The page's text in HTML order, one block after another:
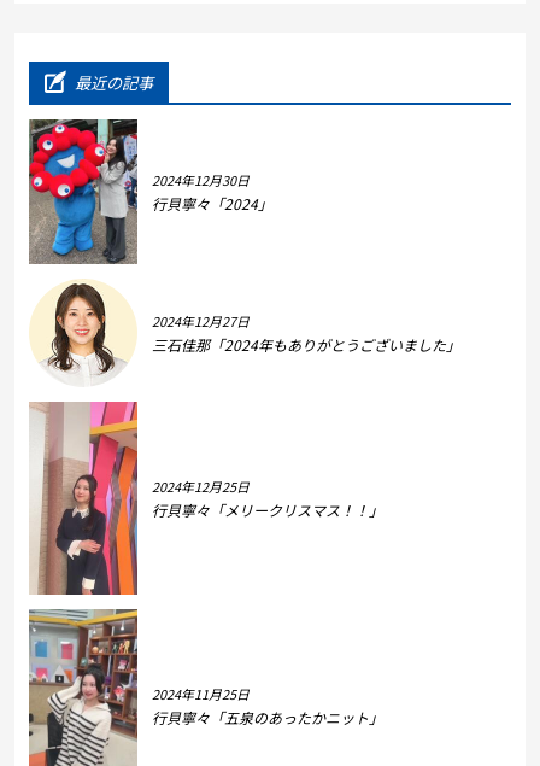
最近の記事
2024年12月30日
行貝寧々「2024」
2024年12月27日
三石佳那「2024年もありがとうございました」
2024年12月25日
行貝寧々「メリークリスマス！！」
2024年11月25日
行貝寧々「五泉のあったかニット」